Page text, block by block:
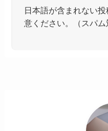
日本語が含まれない
意ください。（スパム